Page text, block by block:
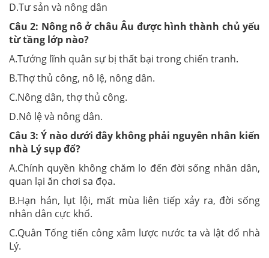
D.Tư sản và nông dân
Câu 2: Nông nô ở châu Âu được hình thành chủ yếu
từ tầng lớp nào?
A.Tướng lĩnh quân sự bị thất bại trong chiến tranh.
B.Thợ thủ công, nô lệ, nông dân.
C.Nông dân, thợ thủ công.
D.Nô lệ và nông dân.
Câu 3: Ý nào dưới đây không phải nguyên nhân kiến
nhà Lý sụp đổ?
A.Chính quyền không chăm lo đến đời sống nhân dân,
quan lại ăn chơi sa đọa.
B.Hạn hán, lụt lội, mất mùa liên tiếp xảy ra, đời sống
nhân dân cực khổ.
C.Quân Tống tiến công xâm lược nước ta và lật đổ nhà
Lý.